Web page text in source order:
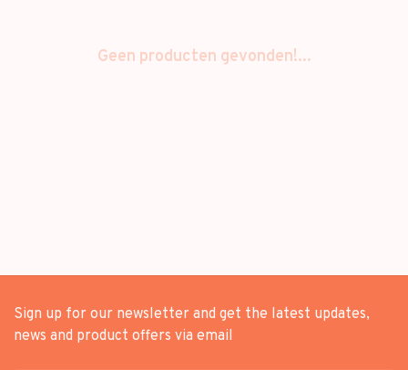
Geen producten gevonden!...
Sign up for our newsletter and get the latest updates,
news and product offers via email